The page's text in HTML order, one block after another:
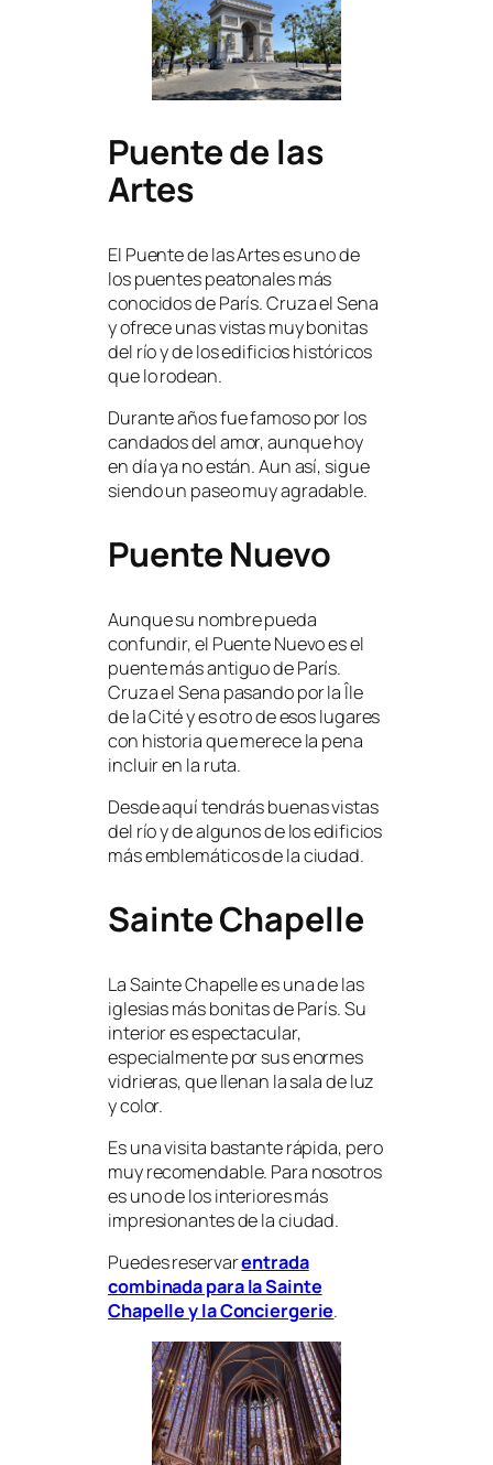
Puente de las
Artes
El Puente de las Artes es uno de
los puentes peatonales más
conocidos de París. Cruza el Sena
y ofrece unas vistas muy bonitas
del río y de los edificios históricos
que lo rodean.
Durante años fue famoso por los
candados del amor, aunque hoy
en día ya no están. Aun así, sigue
siendo un paseo muy agradable.
Puente Nuevo
Aunque su nombre pueda
confundir, el Puente Nuevo es el
puente más antiguo de París.
Cruza el Sena pasando por la Île
de la Cité y es otro de esos lugares
con historia que merece la pena
incluir en la ruta.
Desde aquí tendrás buenas vistas
del río y de algunos de los edificios
más emblemáticos de la ciudad.
Sainte Chapelle
La Sainte Chapelle es una de las
iglesias más bonitas de París. Su
interior es espectacular,
especialmente por sus enormes
vidrieras, que llenan la sala de luz
y color.
Es una visita bastante rápida, pero
muy recomendable. Para nosotros
es uno de los interiores más
impresionantes de la ciudad.
Puedes reservarentrada
combinada para la Sainte
Chapelle y la Conciergerie.